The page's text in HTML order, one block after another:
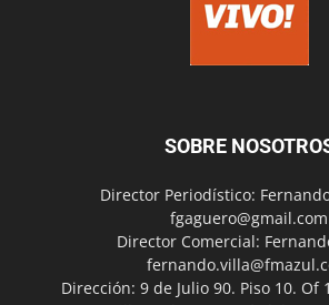
SOBRE
Director Periodístico:
fgaguero@gmail.com
Director Comercial:
Dirección: 9 de Julio 90. Piso 10. Of